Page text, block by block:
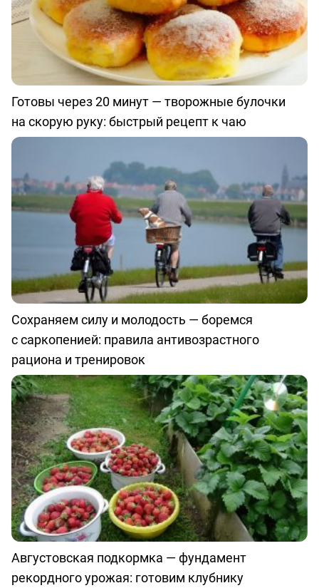
Готовы через 20 минут — творожные булочки
на скорую руку: быстрый рецепт к чаю
Сохраняем силу и молодость — боремся
с саркопенией: правила антивозрастного
рациона и тренировок
Августовская подкормка — фундамент
рекордного урожая: готовим клубнику